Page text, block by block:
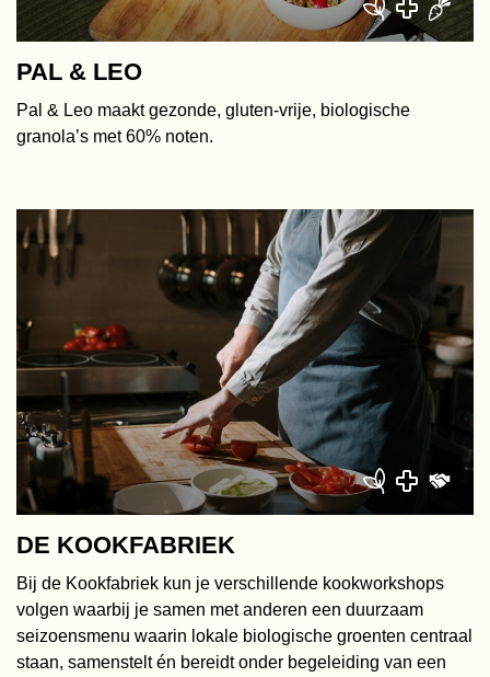
PAL & LEO
Pal & Leo maakt gezonde, gluten-vrije, biologische
granola’s met 60% noten.
DE KOOKFABRIEK
Bij de Kookfabriek kun je verschillende kookworkshops
volgen waarbij je samen met anderen een duurzaam
seizoensmenu waarin lokale biologische groenten centraal
staan, samenstelt én bereidt onder begeleiding van een